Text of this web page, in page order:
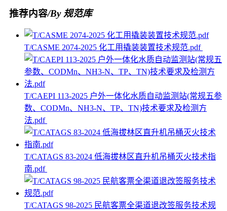
推荐内容/By 规范库
T/CASME 2074-2025 化工用撬装装置技术规范.pdf
T/CAEPI 113-2025 户外一体化水质自动监测站(常规五参
数、CODMn、NH3-N、TP、TN)技术要求及检测方
法.pdf
T/CATAGS 83-2024 低海拔林区直升机吊桶灭火技术指
南.pdf
T/CATAGS 98-2025 民航客票全渠道退改签服务技术规